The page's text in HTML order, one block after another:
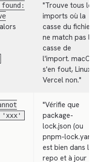
alors
"Trouve tous
imports où la
casse du fichier
ne match pas
casse de
l'import.
s'en fout, Linux
Vercel non."
'xxx'
"Vérifie que
package-
lock.json (ou
pnpm-
est bien dans le
repo et à jour